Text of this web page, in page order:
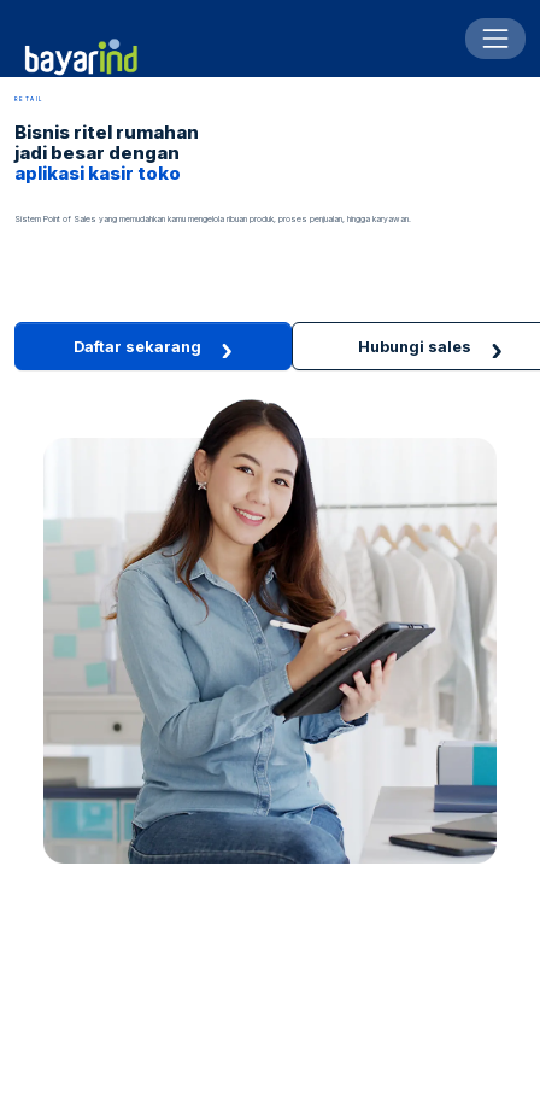
RETAIL
Bisnis ritel rumahan
jadi besar dengan
aplikasi kasir toko
Sistem Point of Sales yang memudahkan kamu mengelola ribuan produk, proses penjualan, hingga karyawan.
Daftar sekarang Hubungi sales